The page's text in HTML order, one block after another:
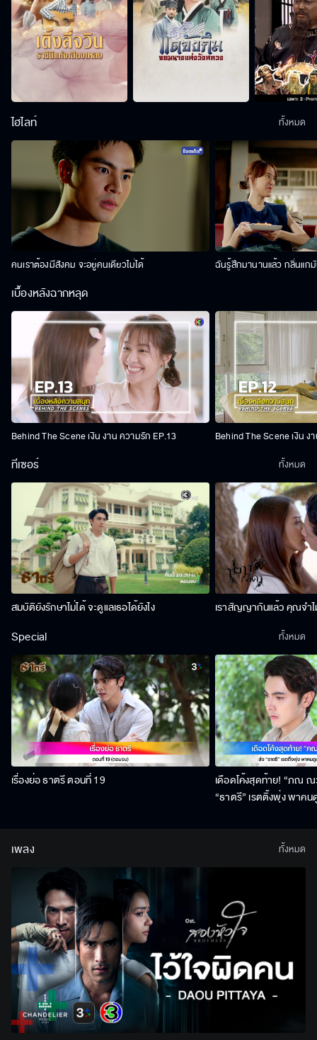
ไฮไลท์
คนเราต้องมีสังคม จะอยู่คนเดียวไม่ได้ ฉันรู้สึกมานานแล้ว กลิ่นแก
ทั้งหมด
เบื้องหลังฉากหลุด
Behind The Scene เงิน งาน ความรัก EP.13 Behind The Scene เงิน ง
ทีเซอร์
สมบัติยังรักษาไม่ได้ จะดูแลเธอได้ยังไง เราสัญญากันแล้ว คุณจำไ
ทั้งหมด
Special
เรื่องย่อ ธาตรี ตอนที่ 19
เดือดโค้งสุดท้าย! “ภณ
“ธาตรี” เรตติ้งพุ่ง พาค
ทั้งหมด
เพลง ทั้งหมด